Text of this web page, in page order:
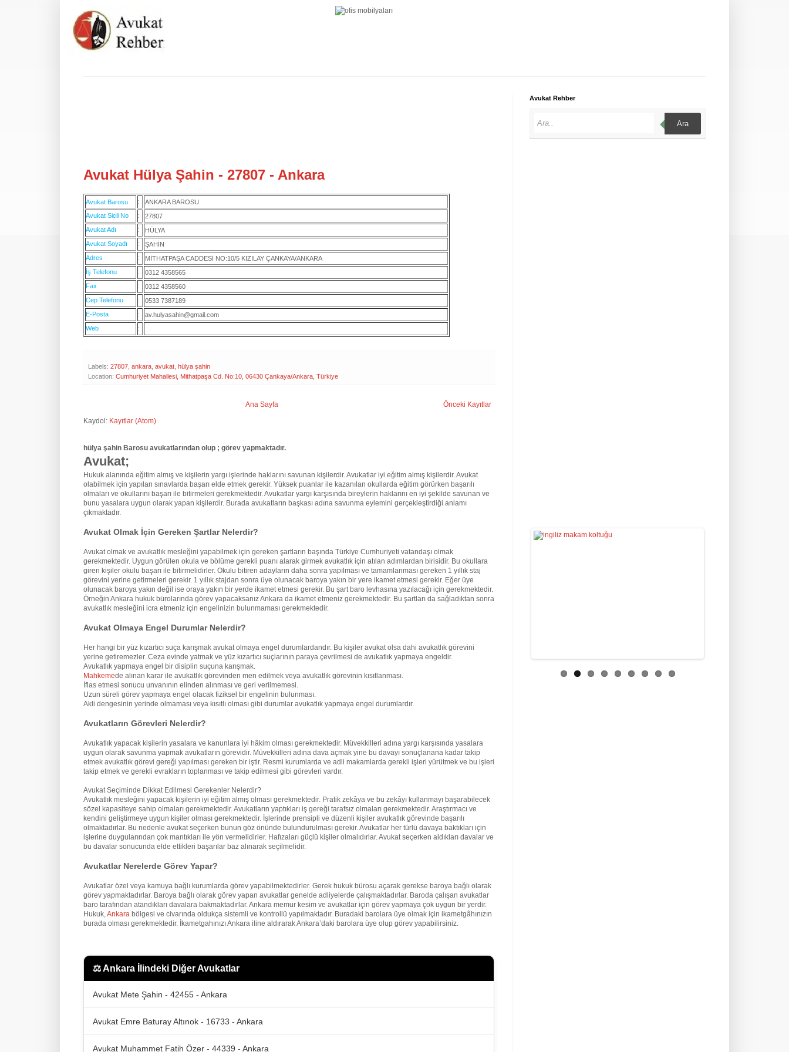
Avukat Hülya Şahin - 27807 - Ankara
Avukat Barosu :
ANKARA BAROSU
Avukat Sicil No
:
27807
Avukat Adı
:
HÜLYA
Avukat Soyadı
:
ŞAHİN
Adres
:
MİTHATPAŞA CADDESİ NO:10/5 KIZILAY ÇANKAYA/ANKARA
İş Telefonu
:
0312 4358565
Fax
:
0312 4358560
Cep Telefonu
:
0533 7387189
E-Posta
:
av.hulyasahin@gmail.com
Web
:
Labels: 27807 ankara avukat hülya şahin
Location: Cumhuriyet Mahallesi, Mithatpaşa Cd. No:10, 06430 Çankaya/Ankara, Türkiye
Önceki Kayıtlar
Ana Sayfa
Kaydol: Kayıtlar (Atom)
hülya şahin Barosu avukatlarından olup ; görev yapmaktadır.
Avukat;
Hukuk alanında eğitim almış ve kişilerin yargı işlerinde haklarını savunan kişilerdir. Avukatlar iyi eğitim almış kişilerdir. Avukat
olabilmek için yapılan sınavlarda başarı elde etmek gerekir. Yüksek puanlar ile kazanılan okullarda eğitim görürken başarılı
olmaları ve okullarını başarı ile bitirmeleri gerekmektedir. Avukatlar yargı karşısında bireylerin haklarını en iyi şekilde savunan ve
bunu yasalara uygun olarak yapan kişilerdir. Burada avukatların başkası adına savunma eylemini gerçekleştirdiği anlamı
çıkmaktadır.
Avukat Olmak İçin Gereken Şartlar Nelerdir?
Avukat olmak ve avukatlık mesleğini yapabilmek için gereken şartların başında Türkiye Cumhuriyeti vatandaşı olmak
gerekmektedir. Uygun görülen okula ve bölüme gerekli puanı alarak girmek avukatlık için atılan adımlardan birisidir. Bu okullara
giren kişiler okulu başarı ile bitirmelidirler. Okulu bitiren adayların daha sonra yapılması ve tamamlanması gereken 1 yıllık staj
görevini yerine getirmeleri gerekir. 1 yıllık stajdan sonra üye olunacak baroya yakın bir yere ikamet etmesi gerekir. Eğer üye
olunacak baroya yakın değil ise oraya yakın bir yerde ikamet etmesi gerekir. Bu şart baro levhasına yazılacağı için gerekmektedir.
Örneğin Ankara hukuk bürolarında görev yapacaksanız Ankara da ikamet etmeniz gerekmektedir. Bu şartları da sağladıktan sonra
avukatlık mesleğini icra etmeniz için engelinizin bulunmaması gerekmektedir.
Avukat Olmaya Engel Durumlar Nelerdir?
Her hangi bir yüz kızartıcı suça karışmak avukat olmaya engel durumlardandır. Bu kişiler avukat olsa dahi avukatlık görevini
yerine getiremezler. Ceza evinde yatmak ve yüz kızartıcı suçlarının paraya çevrilmesi de avukatlık yapmaya engeldir.
Avukatlık yapmaya engel bir disiplin suçuna karışmak.
Mahkemede alınan karar ile avukatlık görevinden men edilmek veya avukatlık görevinin kısıtlanması.
İflas etmesi sonucu unvanının elinden alınması ve geri verilmemesi.
Uzun süreli görev yapmaya engel olacak fiziksel bir engelinin bulunması.
Akli dengesinin yerinde olmaması veya kısıtlı olması gibi durumlar avukatlık yapmaya engel durumlardır.
Avukatların Görevleri Nelerdir?
Avukatlık yapacak kişilerin yasalara ve kanunlara iyi hâkim olması gerekmektedir. Müvekkilleri adına yargı karşısında yasalara
uygun olarak savunma yapmak avukatların görevidir. Müvekkilleri adına dava açmak yine bu davayı sonuçlanana kadar takip
etmek avukatlık görevi gereği yapılması gereken bir iştir. Resmi kurumlarda ve adli makamlarda gerekli işleri yürütmek ve bu işleri
takip etmek ve gerekli evrakların toplanması ve takip edilmesi gibi görevleri vardır.
Avukat Seçiminde Dikkat Edilmesi Gerekenler Nelerdir?
Avukatlık mesleğini yapacak kişilerin iyi eğitim almış olması gerekmektedir. Pratik zekâya ve bu zekâyı kullanmayı başarabilecek
sözel kapasiteye sahip olmaları gerekmektedir. Avukatların yaptıkları iş gereği tarafsız olmaları gerekmektedir. Araştırmacı ve
kendini geliştirmeye uygun kişiler olması gerekmektedir. İşlerinde prensipli ve düzenli kişiler avukatlık görevinde başarılı
olmaktadırlar. Bu nedenle avukat seçerken bunun göz önünde bulundurulması gerekir. Avukatlar her türlü davaya baktıkları için
işlerine duygularından çok mantıkları ile yön vermelidirler. Hafızaları güçlü kişiler olmalıdırlar. Avukat seçerken aldıkları davalar ve
bu davalar sonucunda elde ettikleri başarılar baz alınarak seçilmelidir.
Avukatlar Nerelerde Görev Yapar?
Avukatlar özel veya kamuya bağlı kurumlarda görev yapabilmektedirler. Gerek hukuk bürosu açarak gerekse baroya bağlı olarak
görev yapmaktadırlar. Baroya bağlı olarak görev yapan avukatlar genelde adliyelerde çalışmaktadırlar. Baroda çalışan avukatlar
baro tarafından atandıkları davalara bakmaktadırlar. Ankara memur kesim ve avukatlar için görev yapmaya çok uygun bir yerdir.
Hukuk,Ankara bölgesi ve civarında oldukça sistemli ve kontrollü yapılmaktadır. Buradaki barolara üye olmak için ikametgâhınızın
burada olması gerekmektedir. İkametgahınızı Ankara iline aldırarak Ankara’daki barolara üye olup görev yapabilirsiniz.
⚖️Ankara İlindeki Diğer Avukatlar
Avukat Mete Şahin - 42455 - Ankara
Avukat Emre Baturay Altınok - 16733 - Ankara
Avukat Muhammet Fatih Özer - 44339 - Ankara
Avukat Rehber
Ara